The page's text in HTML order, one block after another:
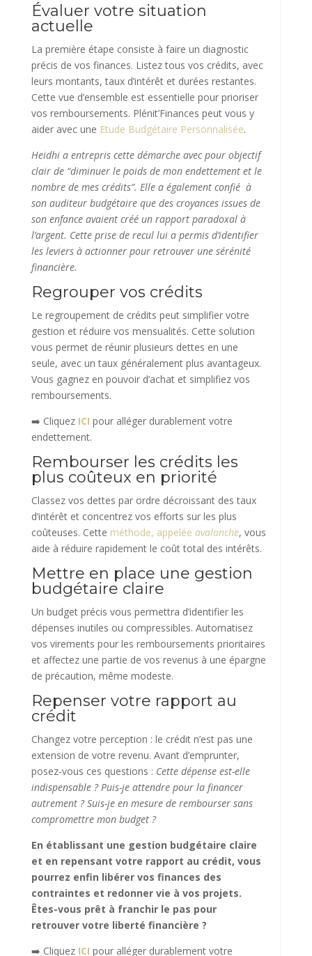
Évaluer votre situation
actuelle
La première étape consiste à faire un diagnostic
précis de vos finances. Listez tous vos crédits, avec
leurs montants, taux d’intérêt et durées restantes.
Cette vue d’ensemble est essentielle pour prioriser
vos remboursements. Plénit’Finances peut vous y
aider avec une Etude Budgétaire Personnalisée.
Heidhi a entrepris cette démarche avec pour objectif
clair de “diminuer le poids de mon endettement et le
nombre de mes crédits”. Elle a également confié à
son auditeur budgétaire que des croyances issues de
son enfance avaient créé un rapport paradoxal à
l’argent. Cette prise de recul lui a permis d’identifier
les leviers à actionner pour retrouver une sérénité
financière.
Regrouper vos crédits
Le regroupement de crédits peut simplifier votre
gestion et réduire vos mensualités. Cette solution
vous permet de réunir plusieurs dettes en une
seule, avec un taux généralement plus avantageux.
Vous gagnez en pouvoir d’achat et simplifiez vos
remboursements.
➡️ Cliquez ICI pour alléger durablement votre
endettement.
Rembourser les crédits les
plus coûteux en priorité
Classez vos dettes par ordre décroissant des taux
d’intérêt et concentrez vos efforts sur les plus
coûteuses. Cette méthode, appelée avalanche, vous
aide à réduire rapidement le coût total des intérêts.
Mettre en place une gestion
budgétaire claire
Un budget précis vous permettra d’identifier les
dépenses inutiles ou compressibles. Automatisez
vos virements pour les remboursements prioritaires
et affectez une partie de vos revenus à une épargne
de précaution, même modeste.
Repenser votre rapport au
crédit
Changez votre perception : le crédit n’est pas une
extension de votre revenu. Avant d’emprunter,
posez-vous ces questions : Cette dépense est-elle
indispensable ? Puis-je attendre pour la financer
autrement ? Suis-je en mesure de rembourser sans
compromettre mon budget ?
En établissant une gestion budgétaire claire
et en repensant votre rapport au crédit, vous
pourrez enfin libérer vos finances des
contraintes et redonner vie à vos projets.
Êtes-vous prêt à franchir le pas pour
retrouver votre liberté financière ?
➡️ Cliquez ICI pour alléger durablement votre